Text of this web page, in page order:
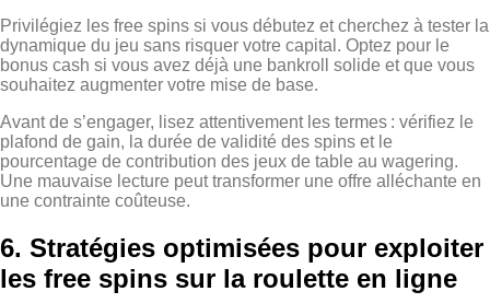
Privilégiez les free spins si vous débutez et cherchez à tester la
dynamique du jeu sans risquer votre capital. Optez pour le
bonus cash si vous avez déjà une bankroll solide et que vous
souhaitez augmenter votre mise de base.
Avant de s’engager, lisez attentivement les termes : vérifiez le
plafond de gain, la durée de validité des spins et le
pourcentage de contribution des jeux de table au wagering.
Une mauvaise lecture peut transformer une offre alléchante en
une contrainte coûteuse.
6. Stratégies optimisées pour exploiter
les free spins sur la roulette en ligne